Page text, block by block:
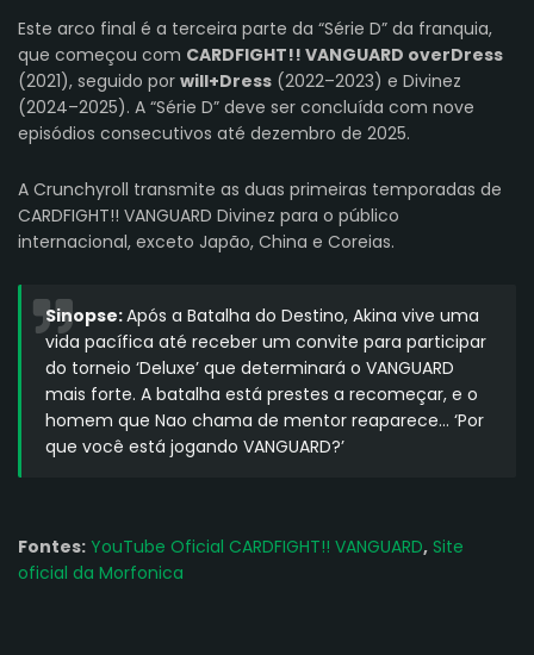
Este arco final é a terceira parte da “Série D” da franquia,
que começou com CARDFIGHT!! VANGUARD overDress
(2021), seguido por will+Dress (2022–2023) e Divinez
(2024–2025). A “Série D” deve ser concluída com nove
episódios consecutivos até dezembro de 2025.
A Crunchyroll transmite as duas primeiras temporadas de
CARDFIGHT!! VANGUARD Divinez para o público
internacional, exceto Japão, China e Coreias.
Sinopse:Após a Batalha do Destino, Akina vive uma
vida pacífica até receber um convite para participar
do torneio ‘Deluxe’ que determinará o VANGUARD
mais forte. A batalha está prestes a recomeçar, e o
homem que Nao chama de mentor reaparece… ‘Por
que você está jogando VANGUARD?’
Fontes: YouTube Oficial CARDFIGHT!! VANGUARD, Site
oficial da Morfonica